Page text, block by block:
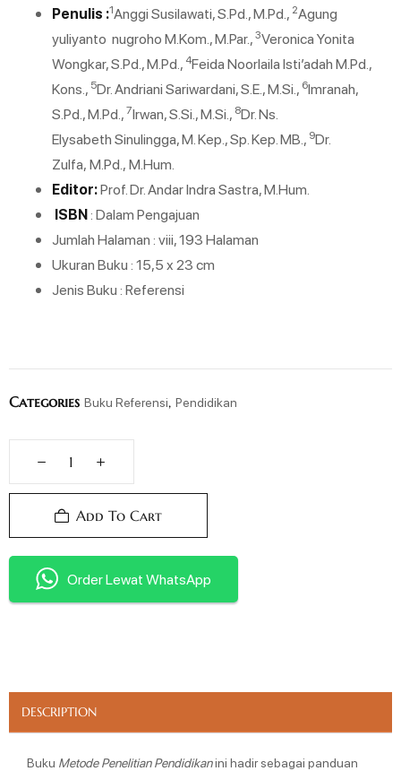
Penulis :1Anggi Susilawati, S.Pd., M.Pd., 2Agung
yuliyanto nugroho M.Kom., M.Par.,3Veronica Yonita
Wongkar, S.Pd., M.Pd., 4Feida Noorlaila Isti’adah M.Pd.,
Kons., 5Dr. Andriani Sariwardani, S.E., M.Si., 6Imranah,
S.Pd., M.Pd.,7Irwan, S.Si., M.Si., 8Dr. Ns.
Elysabeth Sinulingga, M. Kep., Sp. Kep. MB., 9Dr.
Zulfa, M.Pd., M.Hum.
Editor:Prof. Dr. Andar Indra Sastra, M.Hum.
ISBN: Dalam Pengajuan
Jumlah Halaman : viii, 193 Halaman
Ukuran Buku : 15,5 x 23 cm
Jenis Buku : Referensi
Categories Buku Referensi, Pendidikan
Add To Cart
Order Lewat WhatsApp
DESCRIPTION
Buku Metode Penelitian Pendidikanini hadir sebagai panduan